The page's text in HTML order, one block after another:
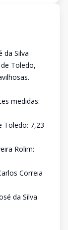
da Silva
Toledo,
medidas:
Toledo: 7,23
Rolim:
Correia
da Silva